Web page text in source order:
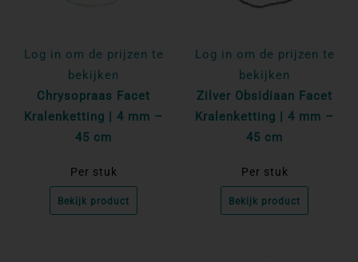
Log in om de prijzen te
bekijken
Chrysopraas Facet
Kralenketting | 4 mm –
45 cm
Per stuk
Bekijk product
Log in om de prijzen te
bekijken
Zilver Obsidiaan Facet
Kralenketting | 4 mm –
45 cm
Per stuk
Bekijk product